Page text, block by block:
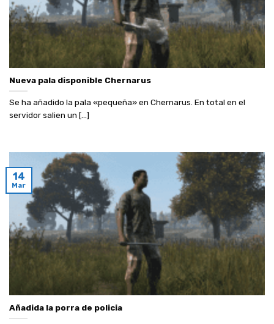
Nueva pala disponible Chernarus
Se ha añadido la pala «pequeña» en Chernarus. En total en el
servidor salien un [...]
Añadida la porra de policia
14
Mar